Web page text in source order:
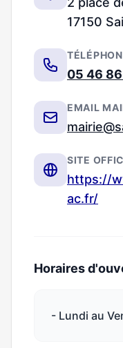
17150
05 46
EMAIL
SITE
https://
ac.fr/
Horaires
- Lundi au